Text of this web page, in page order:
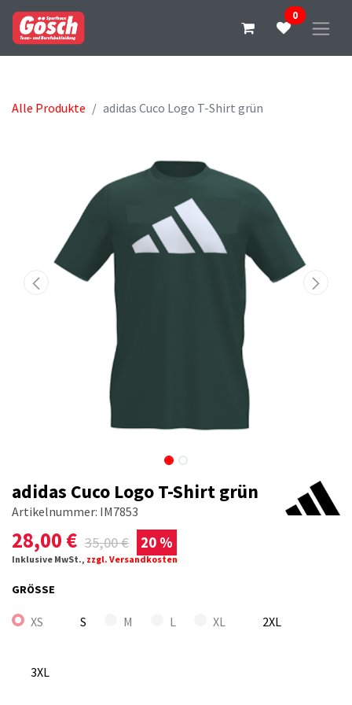
0
Alle Produkte adidas Cuco Logo T-Shirt grün
adidas Cuco Logo T-Shirt grün
Artikelnummer: IM7853
28,00 € 35,00€ 20 %
Inklusive MwSt., zzgl. Versandkosten
GRÖSSE
XS S M L XL 2XL
3XL